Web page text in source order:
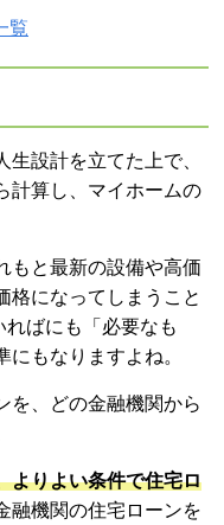
覧
設計を立てた上で、
計算し、マイホームの
もと最新の設備や高価
格になってしまうこと
ればにも「必要なも
もなりますよね。
を、どの金融機関から
よりよい条件で住宅ロ
融機関の住宅ローンを